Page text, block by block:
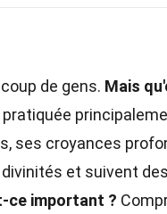
de gens. Mais
ses croyances
et suivent
ce important ?